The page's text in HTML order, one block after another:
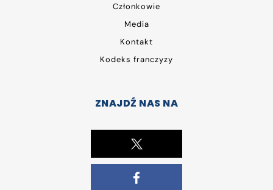
Członkowie
Media
Kontakt
Kodeks franczyzy
ZNAJDŹ NAS NA